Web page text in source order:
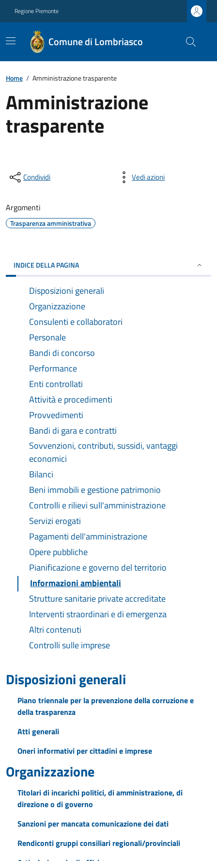
Regione Piemonte
Comune di Lombriasco
Home / Amministrazione trasparente
Amministrazione
trasparente
Condividi Vedi azioni
Argomenti
Trasparenza amministrativa
INDICE DELLA PAGINA
Disposizioni generali
Organizzazione
Consulenti e collaboratori
Personale
Bandi di concorso
Performance
Enti controllati
Attività e procedimenti
Provvedimenti
Bandi di gara e contratti
Sovvenzioni, contributi, sussidi, vantaggi
economici
Bilanci
Beni immobili e gestione patrimonio
Controlli e rilievi sull'amministrazione
Servizi erogati
Pagamenti dell'amministrazione
Opere pubbliche
Pianificazione e governo del territorio
Informazioni ambientali
Strutture sanitarie private accreditate
Interventi straordinari e di emergenza
Altri contenuti
Controlli sulle imprese
Disposizioni generali
Piano triennale per la prevenzione della corruzione e
della trasparenza
Atti generali
Oneri informativi per cittadini e imprese
Organizzazione
Titolari di incarichi politici, di amministrazione, di
direzione o di governo
Sanzioni per mancata comunicazione dei dati
Rendiconti gruppi consiliari regionali/provinciali